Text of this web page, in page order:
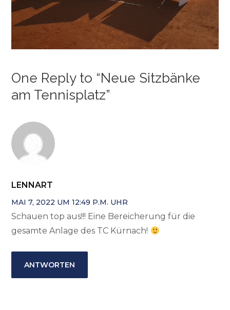
One Reply to “Neue Sitzbänke
am Tennisplatz”
LENNART
MAI 7, 2022 UM 12:49 P.M. UHR
Schauen top aus!!! Eine Bereicherung für die
gesamte Anlage des TC Kürnach!
ANTWORTEN